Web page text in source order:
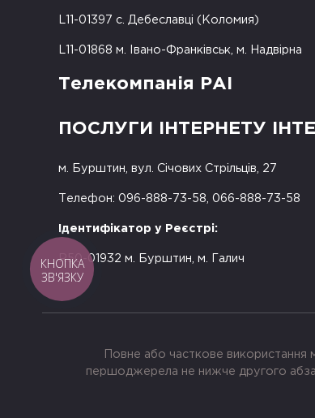
L11-01397 с. Дебеславці (Коломия)
L11-01868 м. Івано-Франківськ, м. Надвірна
Телекомпанія РАІ
ПОСЛУГИ ІНТЕРНЕТУ
м. Бурштин, вул. Січових Стрільців, 27
Телефон: 096-888-73-58, 066-888-73-58
Ідентифікатор у Реєстрі:
R50-01932 м. Бурштин, м. Галич
Повне або часткове використання
першоджерела не нижче другого
КНОПКА
ЗВ'ЯЗКУ